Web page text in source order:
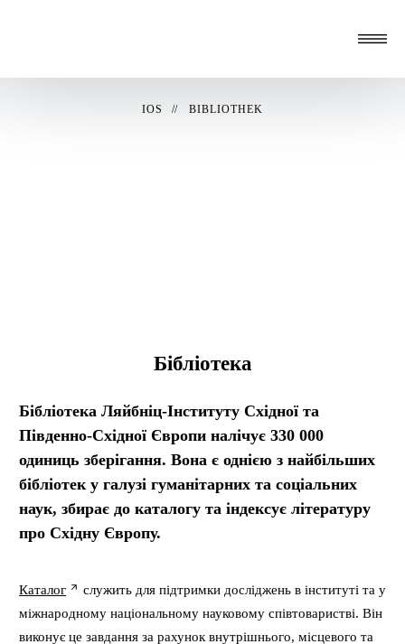
IOS BIBLIOTHEK
Бібліотека
Бібліотека Ляйбніц-Інституту Східної та
Південно-Східної Європи налічує 330 000
одиниць зберігання. Вона є однією з найбільших
бібліотек у галузі гуманітарних та соціальних
наук, збирає до каталогу та індексує літературу
про Східну Європу.
Каталог
служить для підтримки досліджень в інституті та у
міжнародному національному науковому співтоваристві. Він
виконує це завдання за рахунок внутрішнього, місцевого та